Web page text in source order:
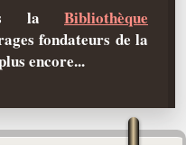
la Bibliothèque
fondateurs de la
encore...